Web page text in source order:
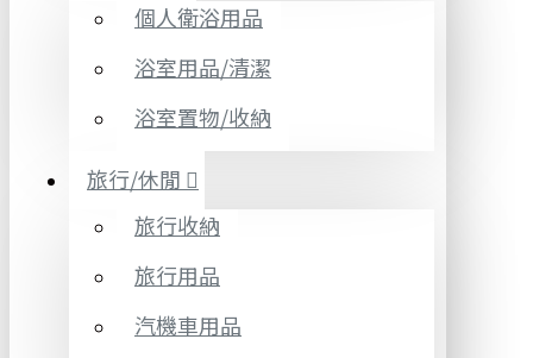
個人衛浴用品
浴室用品/清潔
浴室置物/收納
旅行/休閒
旅行收納
旅行用品
汽機車用品